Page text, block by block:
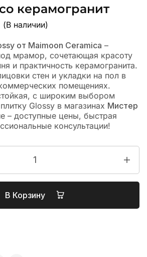
керамогранит
(В наличии)
от Maimoon Ceramica –
мрамор, сочетающая красоту
и практичность керамогранита.
стен и укладки на пол в
помещениях.
с широким выбором
Glossy в магазинах Мистер
– доступные цены, быстрая
консультации!
В Корзину